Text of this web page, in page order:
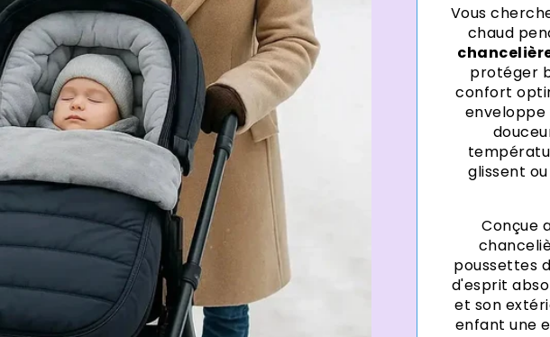
Vous
chaud
protéger
confort
enveloppe
glissent
Conçue
poussettes
d'esprit
et son
enfant une